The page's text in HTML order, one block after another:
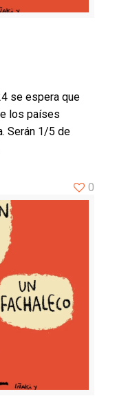
se espera que
los países
Serán 1/5 de
0